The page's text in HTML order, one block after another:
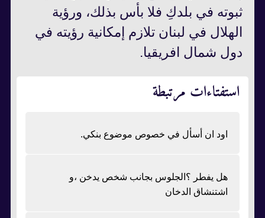
ثبوته في بلدكِ فلا بأس بذلك، ورؤية
الهلال في لبنان تلازم إمكانية رؤيته في
دول شمال افريقيا.
استفتاءات مرتبطة
اود ان أسأل في خصوص موضوع بنكي.
هل يفطر ؟الجلوس بجانب شخص يدخن ،و
اشتنشاق الدخان